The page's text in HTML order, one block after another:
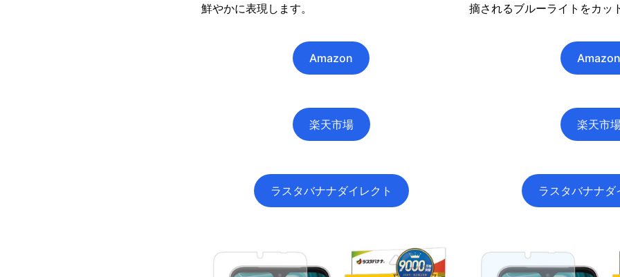
鮮やかに表現します。
Amazon
楽天市場
ラスタバナナダイレクト
摘されるブルーライトをカッ
Amazon
楽天市
ラスタバナナダ